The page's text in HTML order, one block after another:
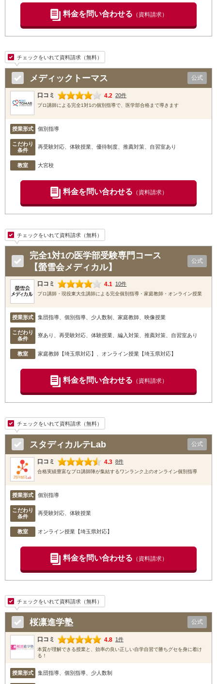
料金を問い合わせる （資料請求）
チェックをいれて資料請求（無料）
メディックトーマス 公式
口コミ 4.2 20件
プロ講師による完全1対1の個別指導で、医学部合格まで導きます
授業形式 個別指導
こだわり
条件
再受験対応、体験授業、優待制度、推薦対策、自習室あり
教室 大宮校
料金を問い合わせる （資料請求）
チェックをいれて資料請求（無料）
完全1対1の医学部受験専門コース
【螢雪会メディカル】
公式
口コミ 4.1 10件
プロ講師・現役東大生講師による完全個別指導・家庭教師・オンライン授業
授業形式 集団指導、個別指導、少人数制、家庭教師、映像授業
こだわり
条件
寮あり、再受験対応、体験授業、編入対策、推薦対策、自習室あり
教室 家庭教師【埼玉県対応】 、オンライン授業【埼玉県対応】
料金を問い合わせる （資料請求）
チェックをいれて資料請求（無料）
スタディカルテLab 公式
口コミ 4.3 8件
合格実績豊富なプロ講師陣が集結するワンランク上のオンライン個別指導
授業形式 個別指導
こだわり
条件
再受験対応、体験授業
教室 オンライン授業【埼玉県対応】
料金を問い合わせる （資料請求）
チェックをいれて資料請求（無料）
桜凛進学塾 公式
口コミ 4.8 1件
本質が理解できる授業と、効率の良い正しい自学自習で勝ちグセを身に着け
る！
授業形式 集団指導、個別指導、少人数制